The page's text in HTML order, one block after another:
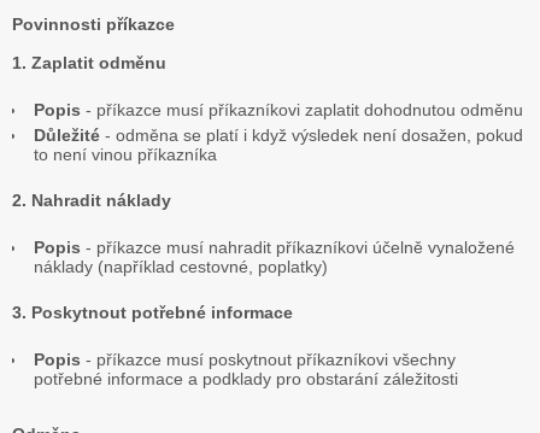
Povinnosti příkazce
1. Zaplatit odměnu
Popis - příkazce musí příkazníkovi zaplatit dohodnutou odměnu
Důležité - odměna se platí i když výsledek není dosažen, pokud
to není vinou příkazníka
2. Nahradit náklady
Popis - příkazce musí nahradit příkazníkovi účelně vynaložené
náklady (například cestovné, poplatky)
3. Poskytnout potřebné informace
Popis - příkazce musí poskytnout příkazníkovi všechny
potřebné informace a podklady pro obstarání záležitosti